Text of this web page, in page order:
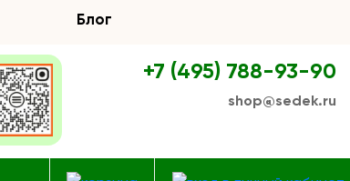
Блог
+7 (495) 788-93-90
shop@sedek.ru